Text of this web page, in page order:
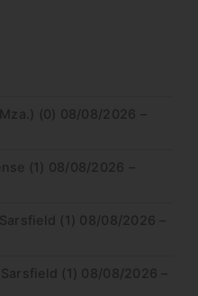
(0) 08/08/2026 –
(1) 08/08/2026 –
(1) 08/08/2026 –
(1) 08/08/2026 –